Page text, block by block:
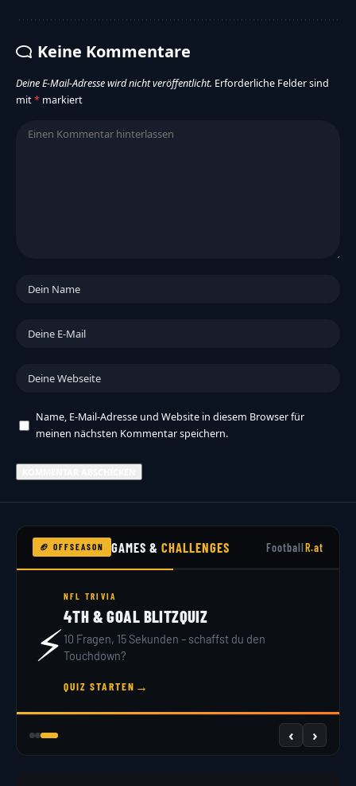
Keine Kommentare
Deine E-Mail-Adresse wird nicht veröffentlicht. Erforderliche Felder sind
mit* markiert
Name, E-Mail-Adresse und Website in diesem Browser für
meinen nächsten Kommentar speichern.
🏈 OFFSEASON GAMES &CHALLENGES FootballR.at
⚡
NFL TRIVIA
4TH & GOAL BLITZQUIZ
10 Fragen, 15 Sekunden – schaffst du den
Touchdown?
QUIZ STARTEN →
‹ ›